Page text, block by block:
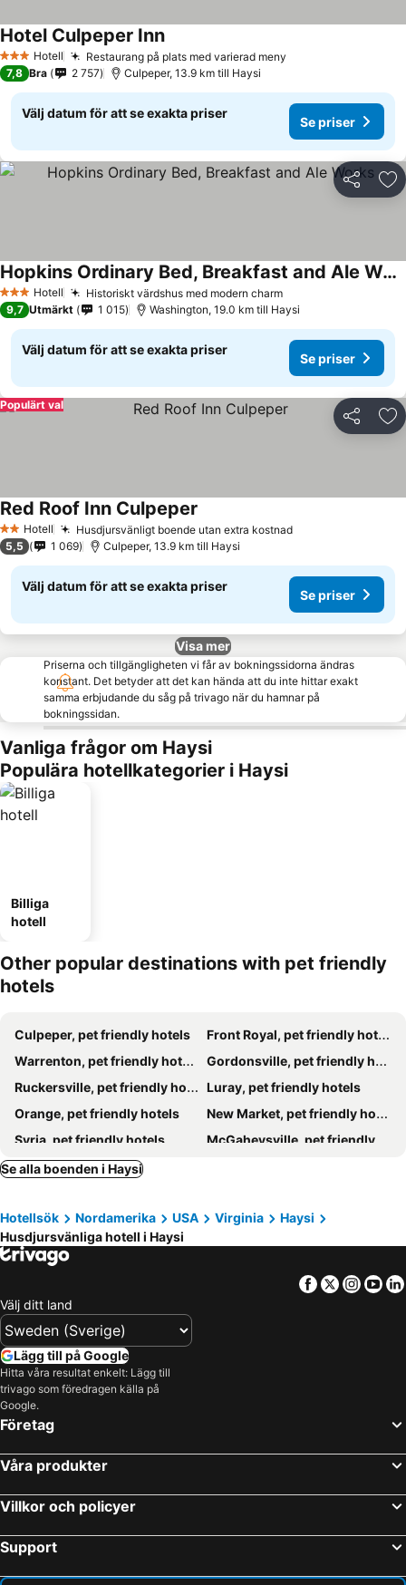
3 StjärnorHotell Restaurang på plats med varierad meny
Hotel Culpeper InnSe priser
7,8 Bra 2 757 Culpeper, 13.9 km till Haysi
Välj datum för att se exakta priser
Se priser
Dela
3 StjärnorHotell Historiskt värdshus med modern charmSe priser
Hopkins Ordinary Bed, Breakfast and Ale Works
Se priser
9,7 Utmärkt 1 015 Washington, 19.0 km till Haysi
Välj datum för att se exakta priser
Se priser
Dela
Populärt val
2 Stjärnor
Hotell Husdjursvänligt boende utan extra kostnadSe priser
Red Roof Inn Culpeper
5,5 1 069 Culpeper, 13.9 km till Haysi
Välj datum för att se exakta priser
Se priser
Visa mer
Priserna och tillgängligheten vi får av bokningssidorna ändras
konstant. Det betyder att det kan hända att du inte hittar exakt
samma erbjudande du såg på trivago när du hamnar på
bokningssidan.
Vanliga frågor om Haysi
Populära hotellkategorier i Haysi
Billiga
hotell
Other popular destinations with pet friendly
hotels
Culpeper, pet friendly hotels
Front Royal, pet friendly hotels
Warrenton, pet friendly hotels
Gordonsville, pet friendly hotels
Ruckersville, pet friendly hotels
Luray, pet friendly hotels
Orange, pet friendly hotels
New Market, pet friendly hotels
Syria, pet friendly hotels
McGaheysville, pet friendly hotels
Stanardsville, pet friendly hotels
Hume, pet friendly hotels
Wolftown, pet friendly hotels
Casanova, pet friendly hotels
Mount Jackson, pet friendly hotels
Se alla boenden i Haysi
Hotellsök Nordamerika USA Virginia
Haysi
Husdjursvänliga hotell i Haysi
Facebook
Twitter
Välj ditt land
Lägg till på Google
Hitta våra resultat enkelt: Lägg till
trivago som föredragen källa på
Google.
Företag
Våra produkter
Villkor och policyer
Support